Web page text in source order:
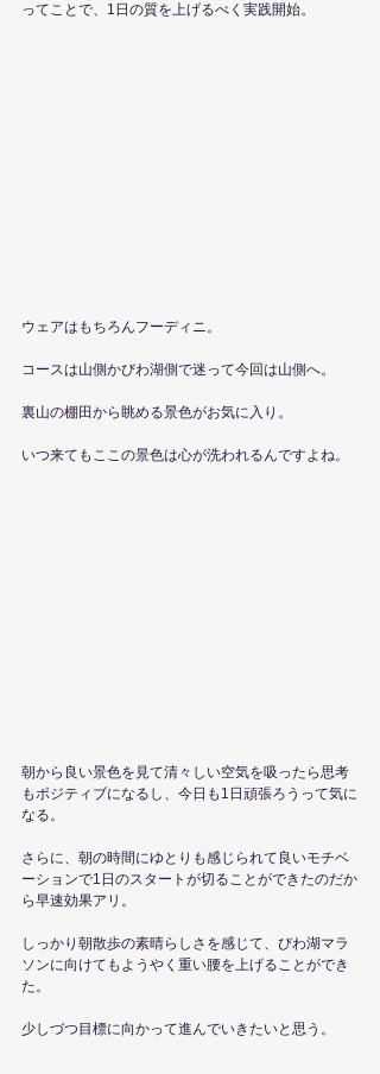
ってことで、1日の質を上げるべく実践開始。
ウェアはもちろんフーディニ。
コースは山側かびわ湖側で迷って今回は山側へ。
裏山の棚田から眺める景色がお気に入り。
いつ来てもここの景色は心が洗われるんですよね。
朝から良い景色を見て清々しい空気を吸ったら思考
もポジティブになるし、今日も1日頑張ろうって気に
なる。
さらに、朝の時間にゆとりも感じられて良いモチベ
ーションで1日のスタートが切ることができたのだか
ら早速効果アリ。
しっかり朝散歩の素晴らしさを感じて、びわ湖マラ
ソンに向けてもようやく重い腰を上げることができ
た。
少しづつ目標に向かって進んでいきたいと思う。